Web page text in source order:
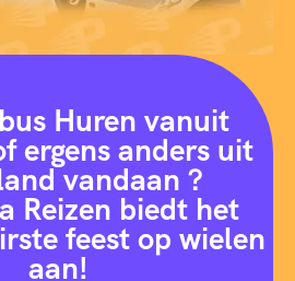
Huren vanuit
ergens anders uit
vandaan ?
Reizen biedt het
feest op wielen
aan!